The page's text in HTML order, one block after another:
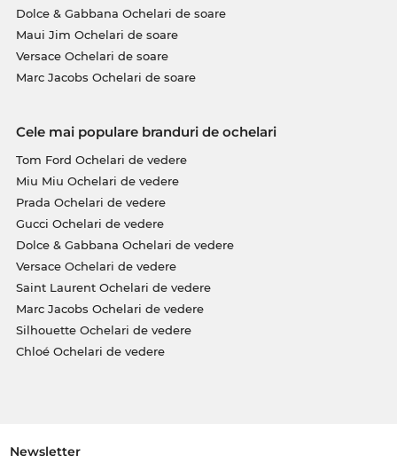
Dolce & Gabbana Ochelari de soare
Maui Jim Ochelari de soare
Versace Ochelari de soare
Marc Jacobs Ochelari de soare
Cele mai populare branduri de ochelari
Tom Ford Ochelari de vedere
Miu Miu Ochelari de vedere
Prada Ochelari de vedere
Gucci Ochelari de vedere
Dolce & Gabbana Ochelari de vedere
Versace Ochelari de vedere
Saint Laurent Ochelari de vedere
Marc Jacobs Ochelari de vedere
Silhouette Ochelari de vedere
Chloé Ochelari de vedere
Newsletter